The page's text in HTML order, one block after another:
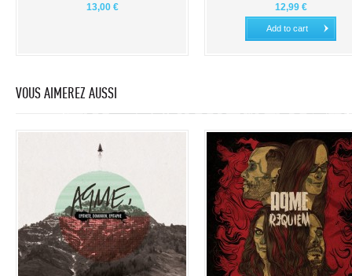
13,00 €
12,99 €
Add to cart
VOUS AIMEREZ AUSSI